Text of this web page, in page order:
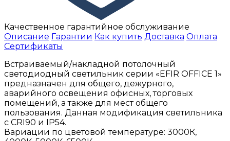
Качественное гарантийное обслуживание
Описание Гарантии Как купить Доставка Оплата
Сертификаты
Встраиваемый/накладной потолочный
светодиодный светильник серии «EFIR OFFICE 1»
предназначен для общего, дежурного,
аварийного освещения офисных, торговых
помещений, а также для мест общего
пользования. Данная модификация светильника
с CRI90 и IP54.
Вариации по цветовой температуре: 3000К,